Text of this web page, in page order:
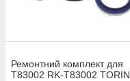
Ремонтний комплект для
T83002 RK-T83002 TORIN